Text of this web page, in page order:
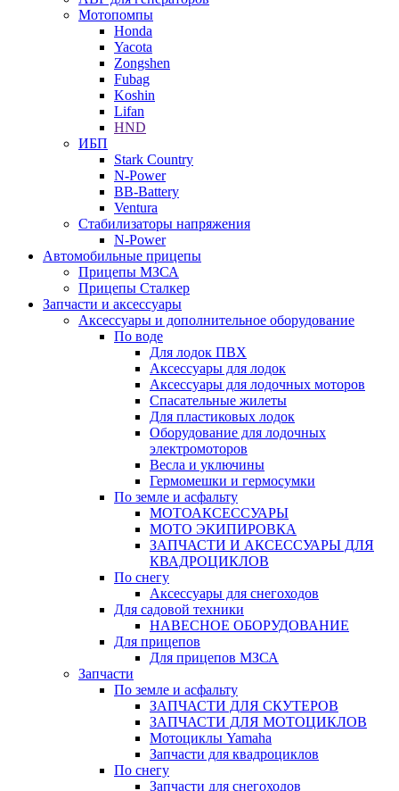
Мотопомпы
Honda
Yacota
Zongshen
Fubag
Koshin
Lifan
HND
ИБП
Stark Country
N-Power
BB-Battery
Ventura
Стабилизаторы напряжения
N-Power
Автомобильные прицепы
Прицепы МЗСА
Прицепы Сталкер
Запчасти и аксессуары
Аксессуары и дополнительное оборудование
По воде
Для лодок ПВХ
Аксессуары для лодок
Аксессуары для лодочных моторов
Спасательные жилеты
Для пластиковых лодок
Оборудование для лодочных
электромоторов
Весла и уключины
Гермомешки и гермосумки
По земле и асфальту
МОТОАКСЕССУАРЫ
МОТО ЭКИПИРОВКА
ЗАПЧАСТИ И АКСЕССУАРЫ ДЛЯ
КВАДРОЦИКЛОВ
По снегу
Аксессуары для снегоходов
Для садовой техники
НАВЕСНОЕ ОБОРУДОВАНИЕ
Для прицепов
Для прицепов МЗСА
Запчасти
По земле и асфальту
ЗАПЧАСТИ ДЛЯ СКУТЕРОВ
ЗАПЧАСТИ ДЛЯ МОТОЦИКЛОВ
Мотоциклы Yamaha
Запчасти для квадроциклов
По снегу
Запчасти для снегоходов